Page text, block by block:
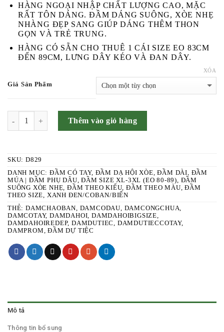
HÀNG NGOẠI NHẬP CHẤT LƯỢNG CAO, MẶC
RẤT TÔN DÁNG. ĐẦM DÁNG SUÔNG, XÒE NHẸ
NHÀNG ĐẸP SANG GIÚP DÁNG THÊM THON
GỌN VÀ TRẺ TRUNG.
HÀNG CÓ SẴN CHO THUÊ 1 CÁI SIZE EO 83CM
ĐẾN 89CM, LƯNG DÂY KÉO VÀ ĐAN DÂY.
Giá Sản Phẩm
XÓA
Thêm vào giỏ hàng
SKU: D829
DANH MỤC:ĐẦM CÓ TAY, ĐẦM DẠ HỘI XÒE,ĐẦM DÀI, ĐẦM
MÚA | ĐẦM PHỤ DÂU,ĐẦM SIZE XL-3XL (EO 80-89), ĐẦM
SUÔNG XÒE NHẸ,ĐẦM THEO KIỂU,ĐẦM THEO MÀU,ĐẦM
THEO SIZE, XANH ĐEN/COBAN/BIỂN
THẺ: DAMCHAOBAN, DAMCODAU, DAMCONGCHUA,
DAMCOTAY,DAMDAHOI,DAMDAHOIBIGSIZE,
DAMDAHOIREDEP,DAMDUTIEC, DAMDUTIECCOTAY,
DAMPROM,ĐẦM DỰ TIỆC
Mô tả
Thông tin bổ sung